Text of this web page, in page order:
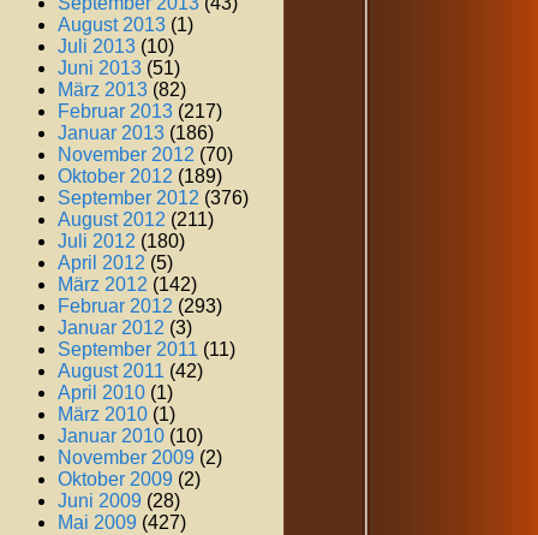
August 2013 (1)
Juli 2013 (10)
Juni 2013 (51)
März 2013 (82)
Februar 2013 (217)
Januar 2013 (186)
November 2012 (70)
Oktober 2012 (189)
September 2012 (376)
August 2012 (211)
Juli 2012 (180)
April 2012 (5)
März 2012 (142)
Februar 2012 (293)
Januar 2012 (3)
September 2011 (11)
August 2011 (42)
April 2010 (1)
März 2010 (1)
Januar 2010 (10)
November 2009 (2)
Oktober 2009 (2)
Juni 2009 (28)
Mai 2009 (427)